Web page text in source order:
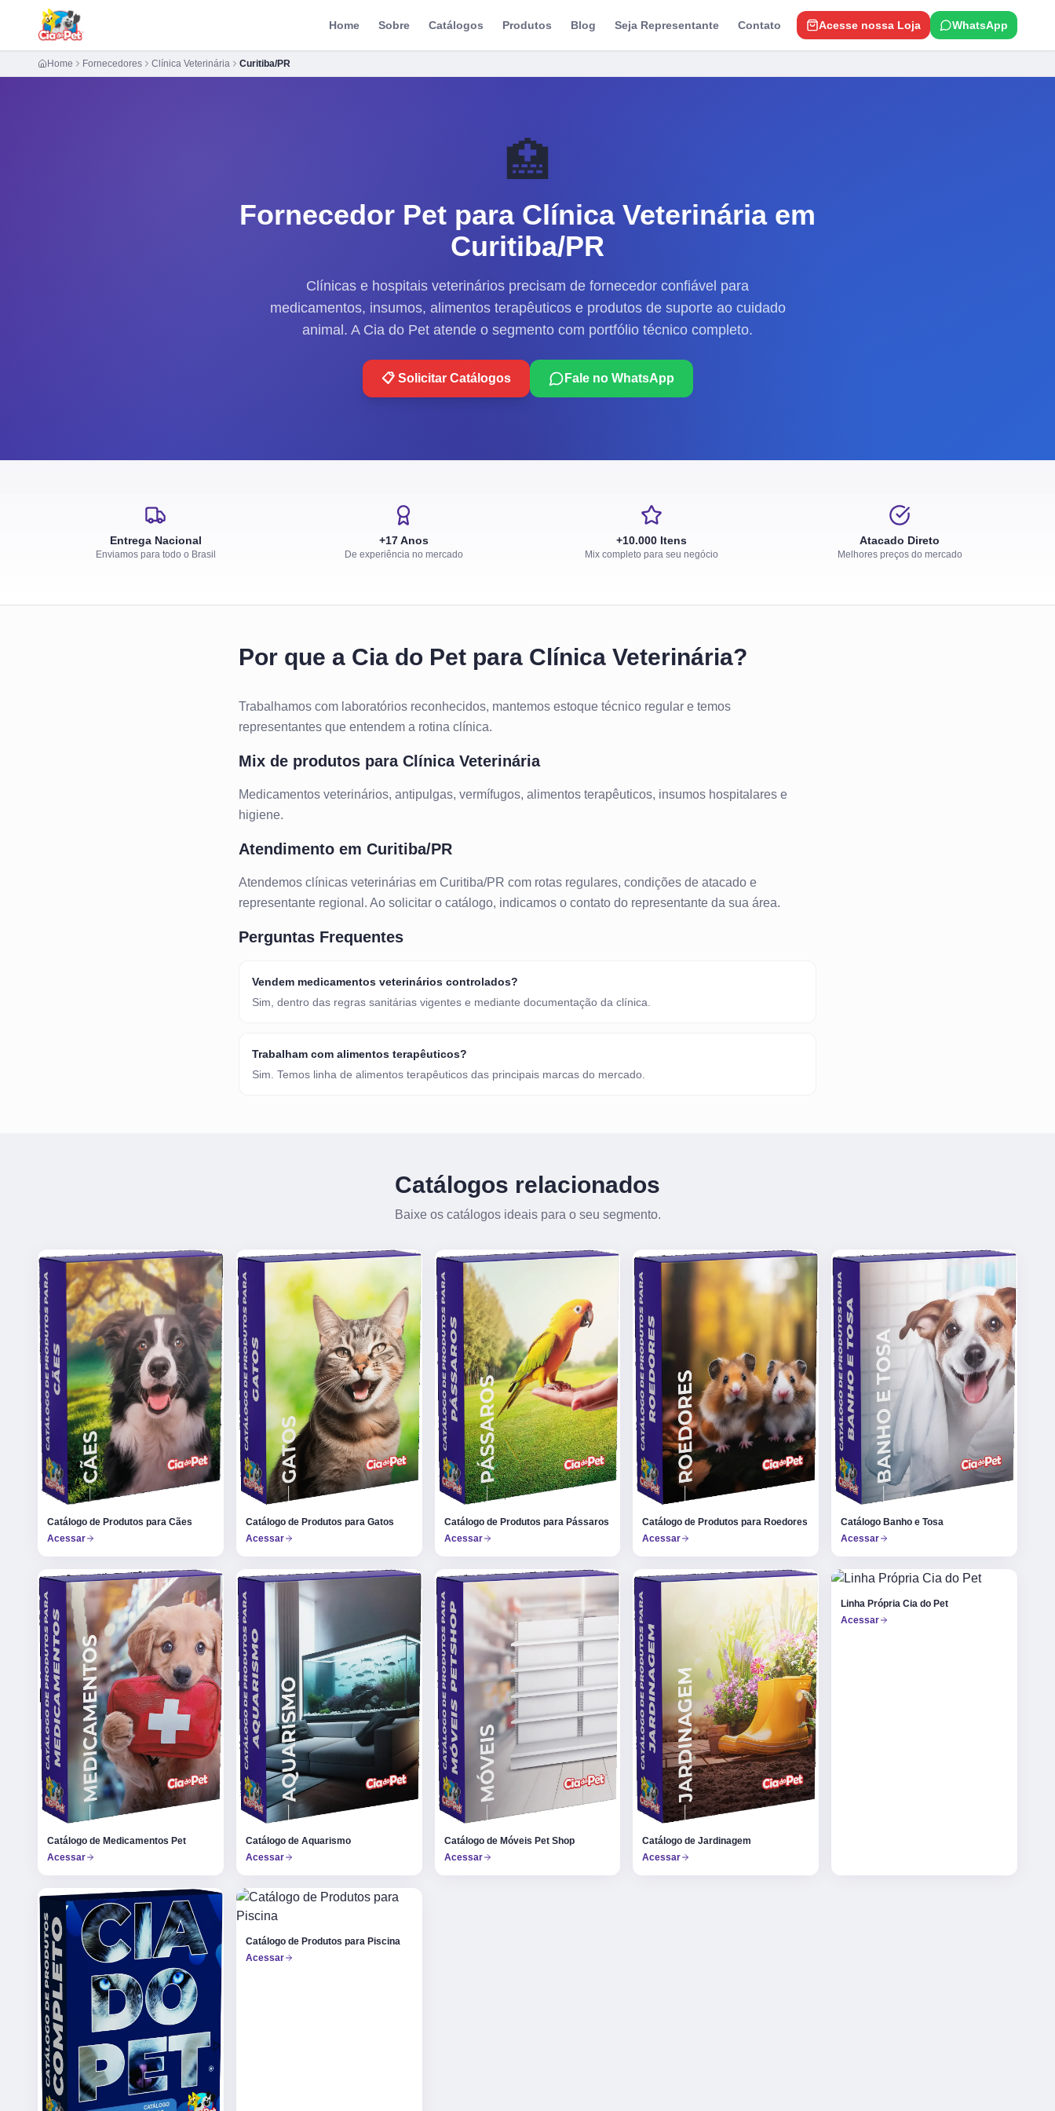
Home Sobre Catálogos Produtos Blog Seja Representante Contato Acesse nossa Loja WhatsApp
Home Fornecedores Clínica Veterinária Curitiba/PR
🏥
Fornecedor Pet para Clínica Veterináriaem
Curitiba/PR
Clínicas e hospitais veterinários precisam de fornecedor confiável para
medicamentos, insumos, alimentos terapêuticos e produtos de suporte ao cuidado
animal. A Cia do Pet atende o segmento com portfólio técnico completo.
📋 Solicitar Catálogos Fale no WhatsApp
Entrega Nacional
Enviamos para todo o Brasil
+17 Anos
De experiência no mercado
+10.000 Itens
Mix completo para seu negócio
Atacado Direto
Melhores preços do mercado
Por que a Cia do Pet para Clínica Veterinária?
Trabalhamos com laboratórios reconhecidos, mantemos estoque técnico regular e temos
representantes que entendem a rotina clínica.
Mix de produtos para Clínica Veterinária
Medicamentos veterinários, antipulgas, vermífugos, alimentos terapêuticos, insumos hospitalares e
higiene.
Atendimento em Curitiba/PR
Atendemos clínicas veterinárias em Curitiba/PR com rotas regulares, condições de atacado e
representante regional. Ao solicitar o catálogo, indicamos o contato do representante da sua área.
Perguntas Frequentes
Vendem medicamentos veterinários controlados?
Sim, dentro das regras sanitárias vigentes e mediante documentação da clínica.
Trabalham com alimentos terapêuticos?
Sim. Temos linha de alimentos terapêuticos das principais marcas do mercado.
Catálogos relacionados
Baixe os catálogos ideais para o seu segmento.
Catálogo de Produtos para Cães
Acessar
Catálogo de Produtos para Gatos
Acessar
Catálogo de Produtos para Pássaros
Acessar
Catálogo de Produtos para Roedores
Acessar
Catálogo Banho e Tosa
Acessar
Catálogo de Medicamentos Pet
Acessar
Catálogo de Aquarismo
Acessar
Catálogo de Móveis Pet Shop
Acessar
Catálogo de Jardinagem
Acessar
Linha Própria Cia do Pet
Acessar
Catálogo de Produtos para Piscina
Acessar